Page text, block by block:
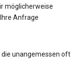
möglicherweise
Anfrage
unangemessen oft